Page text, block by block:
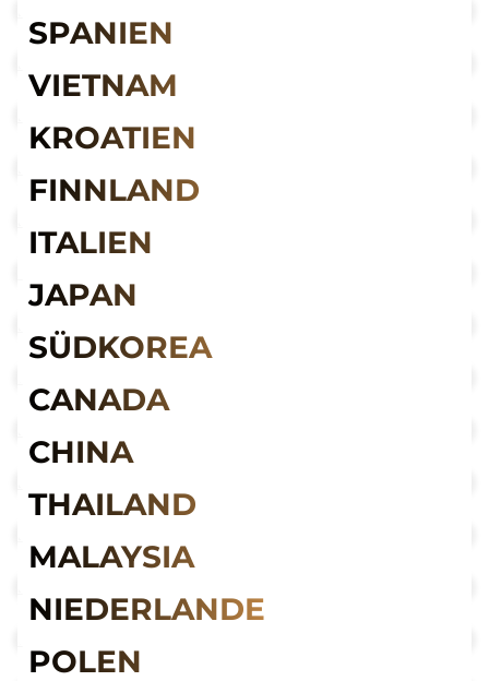
SPANIEN
VIETNAM
KROATIEN
FINNLAND
ITALIEN
JAPAN
SÜDKOREA
CANADA
CHINA
THAILAND
MALAYSIA
NIEDERLANDE
POLEN